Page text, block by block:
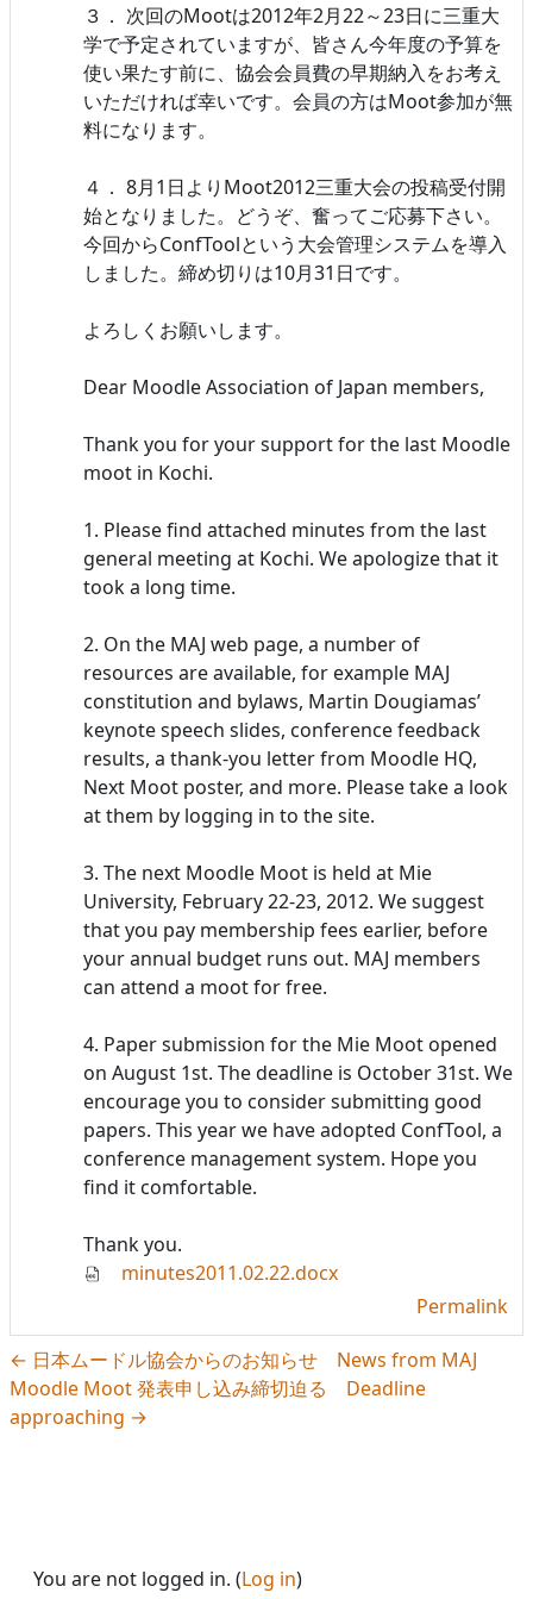
３． 次回のMootは2012年2月22～23日に三重大
学で予定されていますが、皆さん今年度の予算を
使い果たす前に、協会会員費の早期納入をお考え
いただければ幸いです。会員の方はMoot参加が無
料になります。
４． 8月1日よりMoot2012三重大会の投稿受付開
始となりました。どうぞ、奮ってご応募下さい。
今回からConfToolという大会管理システムを導入
しました。締め切りは10月31日です。
よろしくお願いします。
Dear Moodle Association of Japan members,
Thank you for your support for the last Moodle
moot in Kochi.
1. Please find attached minutes from the last
general meeting at Kochi. We apologize that it
took a long time.
2. On the MAJ web page, a number of
resources are available, for example MAJ
constitution and bylaws, Martin Dougiamas’
keynote speech slides, conference feedback
results, a thank-you letter from Moodle HQ,
Next Moot poster, and more. Please take a look
at them by logging in to the site.
3. The next Moodle Moot is held at Mie
University, February 22-23, 2012. We suggest
that you pay membership fees earlier, before
your annual budget runs out. MAJ members
can attend a moot for free.
4. Paper submission for the Mie Moot opened
on August 1st. The deadline is October 31st. We
encourage you to consider submitting good
papers. This year we have adopted ConfTool, a
conference management system. Hope you
find it comfortable.
Thank you.
minutes2011.02.22.docx
Permalink
← 日本ムードル協会からのお知らせ News from MAJ
Moodle Moot 発表申し込み締切迫る Deadline
approaching →
You are not logged in. (Log in)